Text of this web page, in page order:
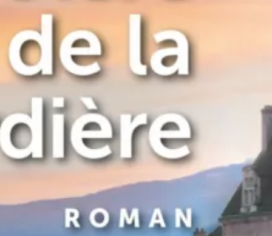
Le Mystère de la Verdière
René Barral